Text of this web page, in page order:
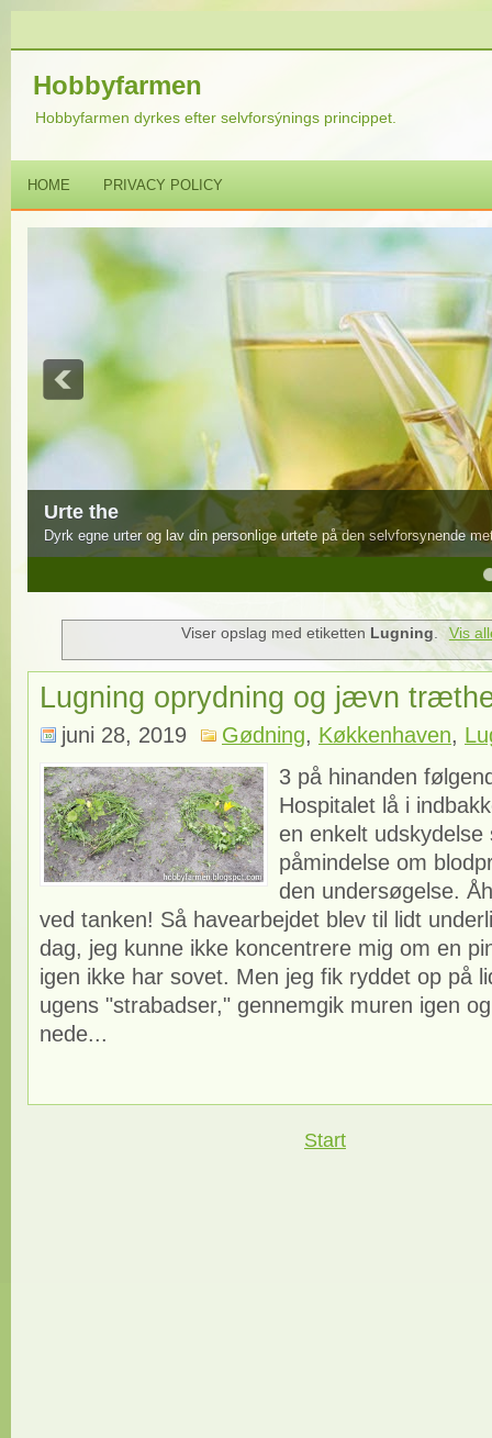
Hobbyfarmen
Hobbyfarmen dyrkes efter selvforsýnings princippet.
HOME PRIVACY POLICY
Urte the
Dyrk egne urter og lav din personlige urtete på den selvforsynende
Viser opslag med etiketten Lugning. Vis
Lugning oprydning og jævn
juni 28, 2019 Gødning, Køkkenhaven,
3 på hinanden
Hospitalet lå i
en enkelt udskydelse
påmindelse om
den undersøgelse.
ved tanken! Så havearbejdet blev til lidt
dag, jeg kunne ikke koncentrere mig om en
igen ikke har sovet. Men jeg fik ryddet op på
ugens "strabadser," gennemgik muren igen
nede...
Start